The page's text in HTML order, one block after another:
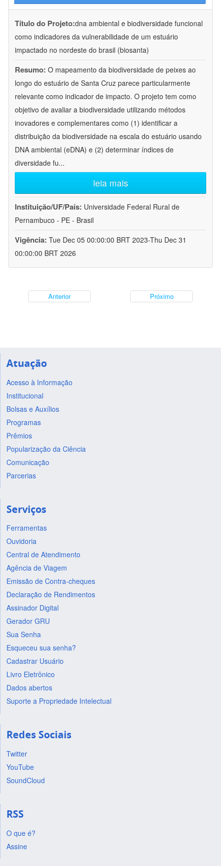
Título do Projeto:dna ambiental e biodiversidade funcional
como indicadores da vulnerabilidade de um estuário
impactado no nordeste do brasil (biosanta)
Resumo: O mapeamento da biodiversidade de peixes ao
longo do estuário de Santa Cruz parece particularmente
relevante como indicador de impacto. O projeto tem como
objetivo de avaliar a biodiversidade utilizando métodos
inovadores e complementares como (1) identificar a
distribuição da biodiversidade na escala do estuário usando
DNA ambiental (eDNA) e (2) determinar índices de
diversidade fu...
leia mais
Instituição/UF/País: Universidade Federal Rural de
Pernambuco - PE - Brasil
Vigência: Tue Dec 05 00:00:00 BRT 2023-Thu Dec 31
00:00:00 BRT 2026
Anterior Próximo
Atuação
Acesso à Informação
Institucional
Bolsas e Auxílios
Programas
Prêmios
Popularização da Ciência
Comunicação
Parcerias
Serviços
Ferramentas
Ouvidoria
Central de Atendimento
Agência de Viagem
Emissão de Contra-cheques
Declaração de Rendimentos
Assinador Digital
Gerador GRU
Sua Senha
Esqueceu sua senha?
Cadastrar Usuário
Livro Eletrônico
Dados abertos
Suporte a Propriedade Intelectual
Redes Sociais
Twitter
YouTube
SoundCloud
RSS
O que é?
Assine